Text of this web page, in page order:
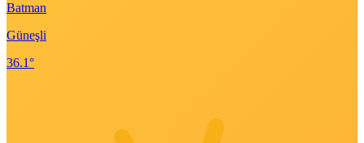
Batman
Güneşli
36.1°